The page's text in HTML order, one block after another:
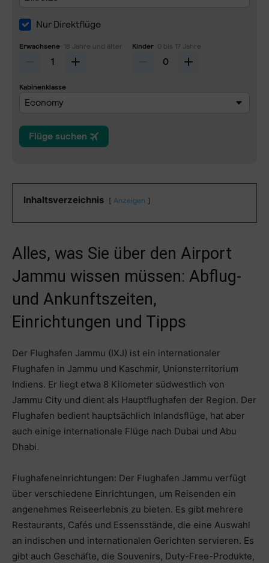
Inhaltsverzeichnis Anzeigen
Alles, was Sie über den Airport
Jammu wissen müssen: Abflug-
und Ankunftszeiten,
Einrichtungen und Tipps
Der Flughafen Jammu (IXJ) ist ein internationaler
Flughafen in Jammu und Kaschmir, Unionsterritorium
Indiens. Er liegt etwa 8 Kilometer südwestlich von
Jammu City und dient als Hauptflughafen der Region. Der
Flughafen bedient hauptsächlich Inlandsflüge, hat aber
auch einige internationale Flüge nach Dubai und Abu
Dhabi.
Flughafeneinrichtungen: Der Flughafen Jammu verfügt
über verschiedene Einrichtungen, um Reisenden ein
angenehmes Reiseerlebnis zu bieten. Es gibt mehrere
Restaurants, Cafés und Essensstände, die eine Auswahl
an indischen und internationalen Gerichten servieren. Es
gibt auch Geschäfte, die Souvenirs, Duty-Free-Produkte,